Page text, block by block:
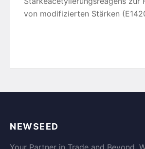
von modifizierten Stärken
NEWSEED
Your Partner in Trade and Beyond.